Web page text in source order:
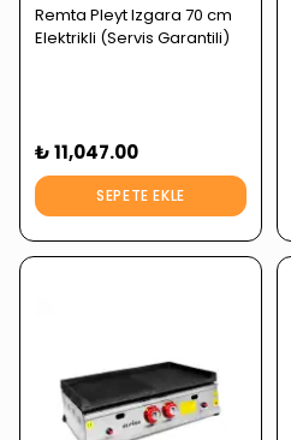
Remta Pleyt Izgara 70 cm
Elektrikli (Servis Garantili)
₺ 11,047.00
SEPETE EKLE